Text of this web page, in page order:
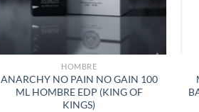
HOMBRE
ANARCHY NO PAIN NO GAIN 100
ML HOMBRE EDP (KING OF
KINGS)